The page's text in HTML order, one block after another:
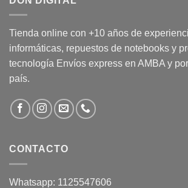
Tienda online con +10 años de
informáticas, repuestos de notebooks y
tecnología Envíos express en AMBA y
país.
CONTACTO
Whatsapp: 1125547606